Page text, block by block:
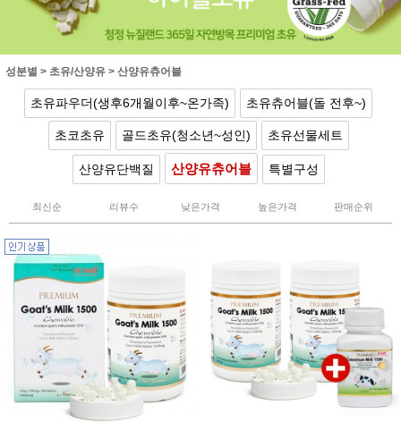
성분별 > 초유/산양유 > 산양유츄어블
초유파우더(생후6개월이후~온가족) 초유츄어블(돌 전후~)
초코초유 골드초유(청소년~성인) 초유선물세트
산양유단백질 산양유츄어블 특별구성
최신순 리뷰수 낮은가격 높은가격 판매순위